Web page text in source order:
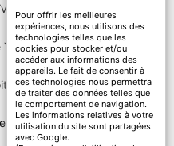
Yvelines
Pour offrir les meilleures
expériences, nous utilisons des
technologies telles que les
cookies pour stocker et/ou
accéder aux informations des
appareils. Le fait de consentir à
ces technologies nous permettra
de traiter des données telles que
le comportement de navigation.
Les informations relatives à votre
utilisation du site sont partagées
avec Google.